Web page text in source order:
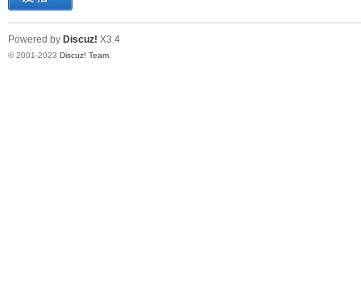
Powered by Discuz! X3.4
© 2001-2023 Discuz! Team.